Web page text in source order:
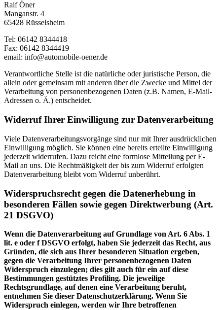
Raif Öner
Manganstr. 4
65428 Rüsselsheim
Tel: 06142 8344418
Fax: 06142 8344419
email: info@automobile-oener.de
Verantwortliche Stelle ist die natürliche oder juristische Person, die
allein oder gemeinsam mit anderen über die Zwecke und Mittel der
Verarbeitung von personenbezogenen Daten (z.B. Namen, E-Mail-
Adressen o. Ä.) entscheidet.
Widerruf Ihrer Einwilligung zur Datenverarbeitung
Viele Datenverarbeitungsvorgänge sind nur mit Ihrer ausdrücklichen
Einwilligung möglich. Sie können eine bereits erteilte Einwilligung
jederzeit widerrufen. Dazu reicht eine formlose Mitteilung per E-
Mail an uns. Die Rechtmäßigkeit der bis zum Widerruf erfolgten
Datenverarbeitung bleibt vom Widerruf unberührt.
Widerspruchsrecht gegen die Datenerhebung in
besonderen Fällen sowie gegen Direktwerbung (Art.
21 DSGVO)
Wenn die Datenverarbeitung auf Grundlage von Art. 6 Abs. 1
lit. e oder f DSGVO erfolgt, haben Sie jederzeit das Recht, aus
Gründen, die sich aus Ihrer besonderen Situation ergeben,
gegen die Verarbeitung Ihrer personenbezogenen Daten
Widerspruch einzulegen; dies gilt auch für ein auf diese
Bestimmungen gestütztes Profiling. Die jeweilige
Rechtsgrundlage, auf denen eine Verarbeitung beruht,
entnehmen Sie dieser Datenschutzerklärung. Wenn Sie
Widerspruch einlegen, werden wir Ihre betroffenen